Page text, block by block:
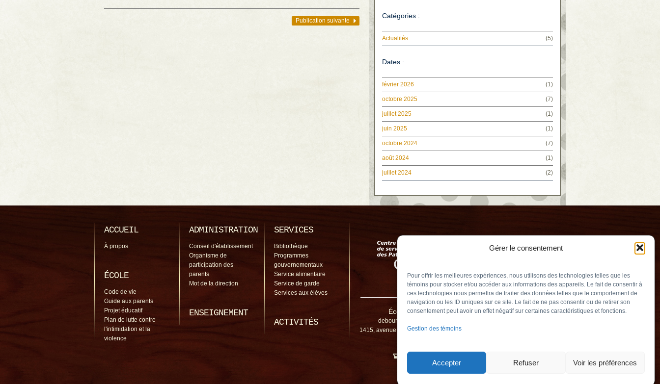
Gérer le consentement
Pour offrir les meilleures expériences, nous utilisons des technologies telles que les
témoins pour stocker et/ou accéder aux informations des appareils. Le fait de consentir à
ces technologies nous permettra de traiter des données telles que le comportement de
navigation ou les ID uniques sur ce site. Le fait de ne pas consentir ou de retirer son
consentement peut avoir un effet négatif sur certaines caractéristiques et fonctions.
Gestion des témoins
Accepter Refuser Voir les préférences
Publication suivante
Catégories :
Actualités (5)
Dates :
février 2026 (1)
octobre 2025 (7)
juillet 2025 (1)
juin 2025 (1)
octobre 2024 (7)
août 2024 (1)
juillet 2024 (2)
ACCUEIL
À propos
ÉCOLE
Code de vie
Guide aux parents
Projet éducatif
Plan de lutte contre
l'intimidation et la
violence
ADMINISTRATION
Conseil d'établissement
Organisme de
participation des
parents
Mot de la direction
ENSEIGNEMENT
SERVICES
Bibliothèque
Programmes
gouvernementaux
Service alimentaire
Service de garde
Services aux élèves
ACTIVITÉS
École De Bourgogne
debourgogne@cssp.gouv.qc.ca
1415, avenue Bourgogne, Chambly (Québec)
450 461-5901